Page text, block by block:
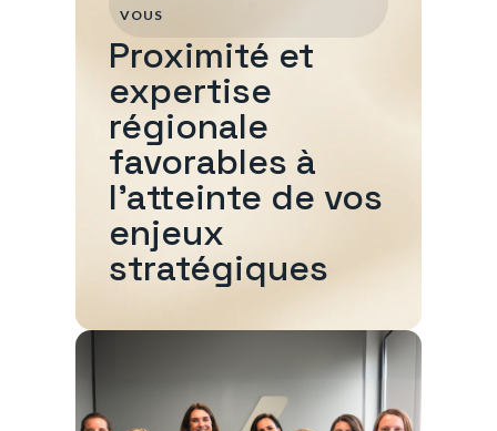
VOUS
Proximité et
expertise
régionale
favorables à
l'atteinte de vos
enjeux
stratégiques